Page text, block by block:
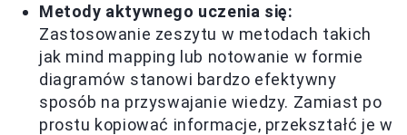
Metody aktywnego uczenia się:
Zastosowanie zeszytu w metodach takich
jak mind mapping lub notowanie w formie
diagramów stanowi bardzo efektywny
sposób na przyswajanie wiedzy. Zamiast po
prostu kopiować informacje, przekształć je w